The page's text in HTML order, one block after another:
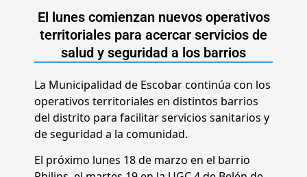
El lunes comienzan nuevos operativos
territoriales para acercar servicios de
salud y seguridad a los barrios
La Municipalidad de Escobar continúa con los
operativos territoriales en distintos barrios
del distrito para facilitar servicios sanitarios y
de seguridad a la comunidad.
El próximo lunes 18 de marzo en el barrio